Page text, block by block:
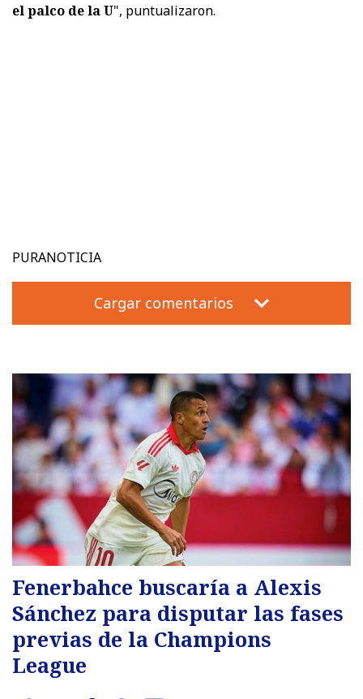
el palco de la U", puntualizaron.
PURANOTICIA
Cargar comentarios
Fenerbahce buscaría a Alexis
Sánchez para disputar las fases
previas de la Champions
League